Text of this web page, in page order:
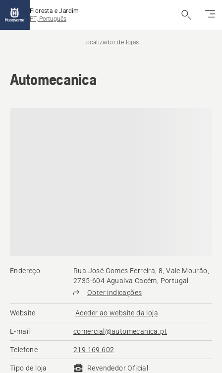
Floresta e Jardim
PT, Português
Localizador de lojas
Automecanica
Endereço
Rua José Gomes Ferreira, 8, Vale Mourão,
2735-604 Agualva Cacém, Portugal
Obter indicações
Website Aceder ao website da loja
E-mail comercial@automecanica.pt
Telefone 219 169 602
Tipo de loja
Revendedor Oficial